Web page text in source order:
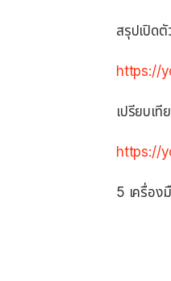
สรุปเปิด
https://
เปรียบเ
https://
5 เครื่อง